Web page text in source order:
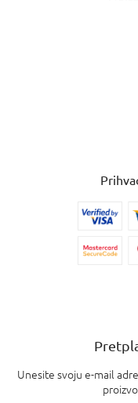
Unesite svoju e-mail